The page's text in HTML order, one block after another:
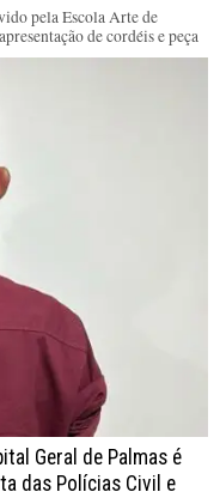
pela Escola Arte de
de cordéis e peça
Geral de Palmas é
das Polícias Civil e